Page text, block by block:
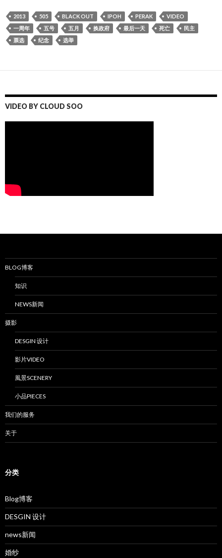
2013 505 BLACK OUT IPOH PERAK
VIDEO
一周年
五号 五月 换政府 最后一天 死亡
民主
票选
纪念 选举
VIDEO BY CLOUD SOO
BLOG博客
知识
NEWS新闻
摄影
DESGIN 设计
影片VIDEO
風景SCENERY
小品PIECES
我们的服务
关于
分类
Blog博客
DESGIN 设计
news新闻
婚纱